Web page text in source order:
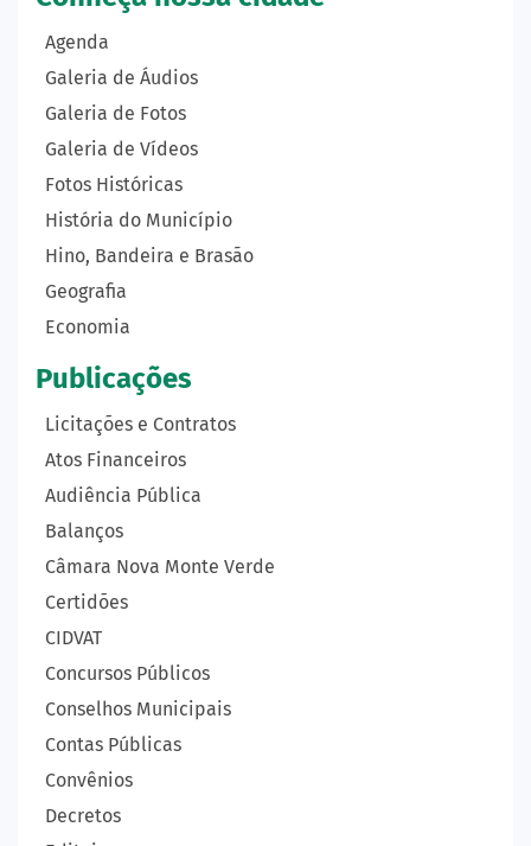
Agenda
Galeria de Áudios
Galeria de Fotos
Galeria de Vídeos
Fotos Históricas
História do Município
Hino, Bandeira e Brasão
Geografia
Economia
Publicações
Licitações e Contratos
Atos Financeiros
Audiência Pública
Balanços
Câmara Nova Monte Verde
Certidões
CIDVAT
Concursos Públicos
Conselhos Municipais
Contas Públicas
Convênios
Decretos